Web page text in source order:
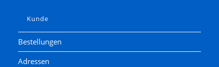
Kunde
Bestellungen
Adressen